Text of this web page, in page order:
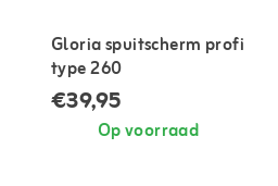
Gloria spuitscherm profi
type 260
€39,95
Op voorraad